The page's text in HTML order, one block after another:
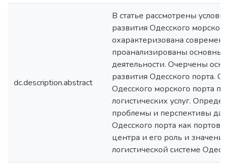
dc.description.abstract
В статье рассмотрены
развития Одесского
охарактеризована
проанализированы основные
деятельности. Очерчены
развития Одесского порта.
Одесского морского порта
логистических услуг.
проблемы и перспективы
Одесского порта как
центра и его роль и
логистической системе